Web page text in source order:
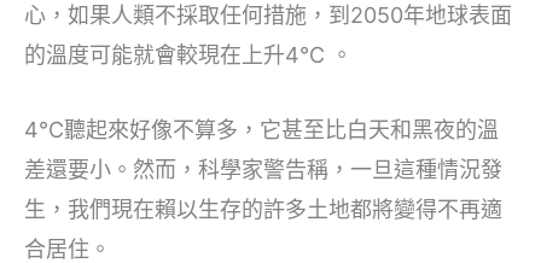
心，如果人類不採取任何措施，到2050年地球表面
的溫度可能就會較現在上升4℃ 。
4℃聽起來好像不算多，它甚至比白天和黑夜的溫
差還要小。然而，科學家警告稱，一旦這種情況發
生，我們現在賴以生存的許多土地都將變得不再適
合居住。